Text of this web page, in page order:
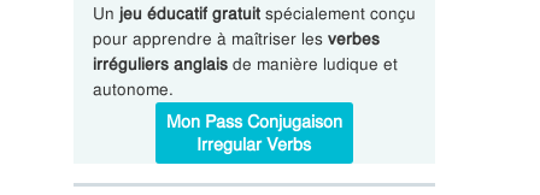
Un jeu éducatif gratuitspécialement conçu
pour apprendre à maîtriser les verbes
irréguliers anglaisde manière ludique et
autonome.
Mon Pass Conjugaison
Irregular Verbs